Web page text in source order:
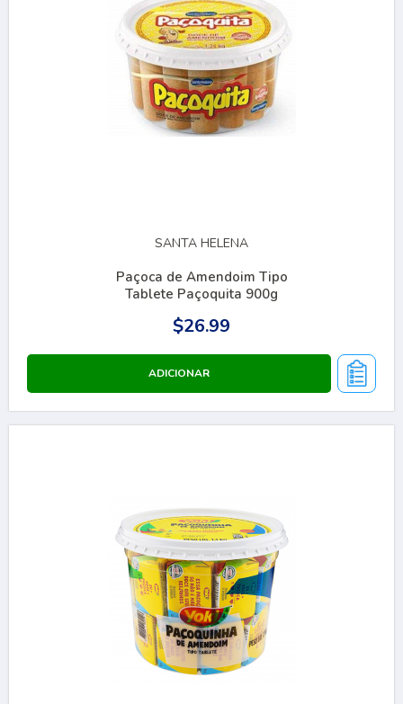
SANTA HELENA
Paçoca de Amendoim Tipo
Tablete Paçoquita 900g
$26.99